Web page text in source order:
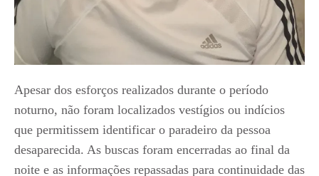
Apesar dos esforços realizados durante o período
noturno, não foram localizados vestígios ou indícios
que permitissem identificar o paradeiro da pessoa
desaparecida. As buscas foram encerradas ao final da
noite e as informações repassadas para continuidade das